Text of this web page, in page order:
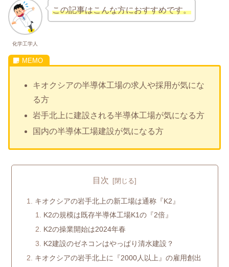
化学工学人
この記事はこんな方におすすめです。
キオクシアの半導体工場の求人や採用が気にな
る方
岩手北上に建設される半導体工場が気になる方
国内の半導体工場建設が気になる方
目次
キオクシアの岩手北上の新工場は通称『K2』
K2の規模は既存半導体工場K1の『2倍』
K2の操業開始は2024年春
K2建設のゼネコンはやっぱり清水建設？
キオクシアの岩手北上に『2000人以上』の雇用創出